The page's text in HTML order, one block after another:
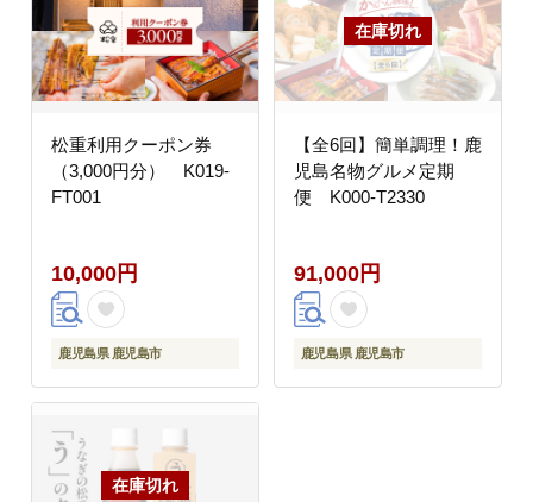
松重利用クーポン券
（3,000円分） K019-
FT001
10,000円
鹿児島県 鹿児島市
【全6回】簡単調理！鹿
児島名物グルメ定期
便 K000-T2330
91,000円
鹿児島県 鹿児島市